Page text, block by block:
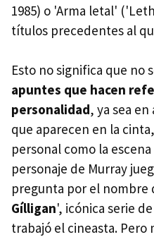
1985) o 'Arma letal'
títulos precedentes al
Esto no significa que no
apuntes que hacen
personalidad, ya sea
que aparecen en la
personal como la
personaje de Murray
pregunta por el nombre
Gílligan', icónica serie
trabajó el cineasta. Pero